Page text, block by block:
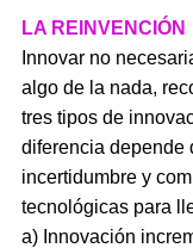
LA REINVENCIÓN
Innovar no
algo de la nada,
tres tipos de
diferencia depende
incertidumbre y
tecnológicas para
a) Innovación